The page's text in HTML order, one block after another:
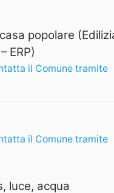
popolare
ERP)
il Comune tramite
il Comune tramite
luce, acqua